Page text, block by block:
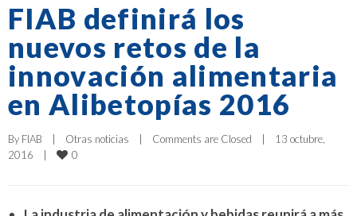
FIAB definirá los
nuevos retos de la
innovación alimentaria
en Alibetopías 2016
By FIAB Otras noticias Comments are Closed
13 octubre,
2016
0